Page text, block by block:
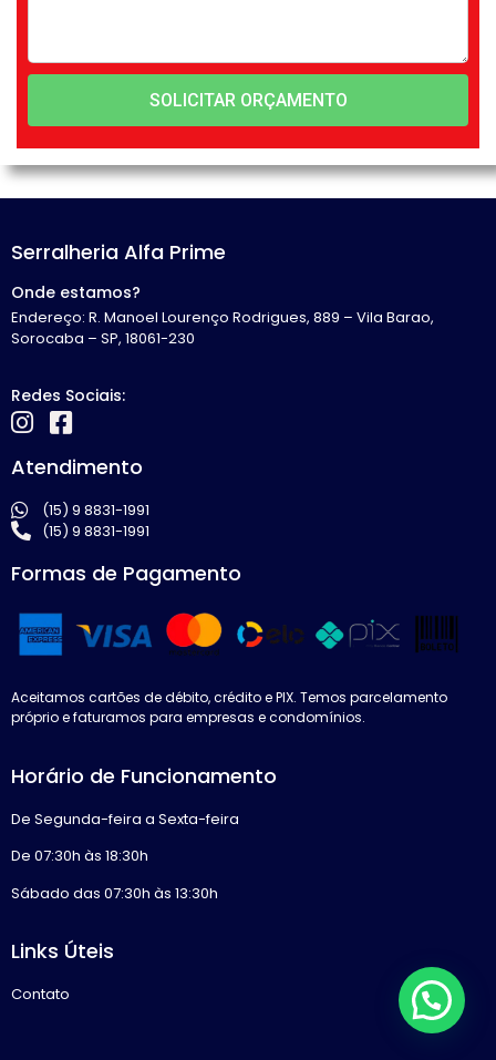
SOLICITAR ORÇAMENTO
Serralheria Alfa Prime
Onde estamos?
Endereço: R. Manoel Lourenço Rodrigues, 889 – Vila Barao,
Sorocaba – SP, 18061-230
Redes Sociais:
Atendimento
(15) 9 8831-1991
(15) 9 8831-1991
Formas de Pagamento
Aceitamos cartões de débito, crédito e PIX. Temos parcelamento
próprio e faturamos para empresas e condomínios.
Horário de Funcionamento
De Segunda-feira a Sexta-feira
De 07:30h às 18:30h
Sábado das 07:30h às 13:30h
Links Úteis
Contato